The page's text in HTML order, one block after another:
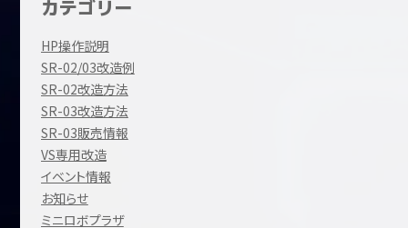
カテゴリー
HP操作説明
SR-02/03改造例
SR-02改造方法
SR-03改造方法
SR-03販売情報
VS専用改造
イベント情報
お知らせ
ミニロボプラザ